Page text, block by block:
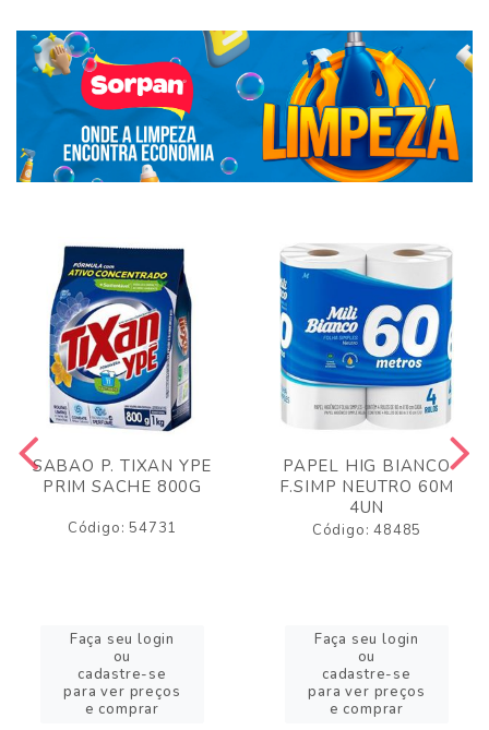
SABAO P. TIXAN YPE
PRIM SACHE 800G
Código: 54731
Faça seu login
ou
cadastre-se
para ver preços
e comprar
PAPEL HIG BIANCO
F.SIMP NEUTRO 60M
4UN
Código: 48485
Faça seu login
ou
cadastre-se
para ver preços
e comprar